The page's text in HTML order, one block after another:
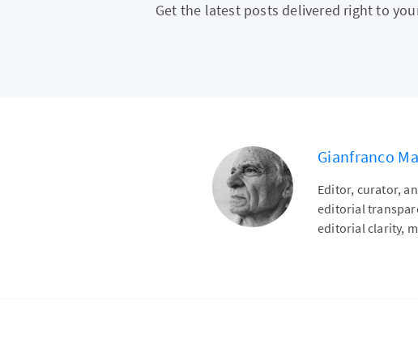
Get the latest posts delivered right to
Gianfranco
Editor, curator,
editorial
editorial clarity,